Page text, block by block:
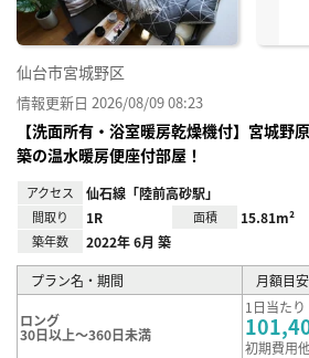
仙台市宮城野区
情報更新日 2026/08/09 08:23
【洗面所有・浴室暖房乾燥機付】宮城野
築の温水暖房便座付部屋！
アクセス 仙石線「陸前高砂駅」
間取り 1R 面積 15.81m²
築年数 2022年 6月 築
プラン名・期間 月額目安
ロング
30日以上～360日未満
1日当た
初期費用